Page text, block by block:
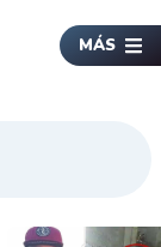
MÁS